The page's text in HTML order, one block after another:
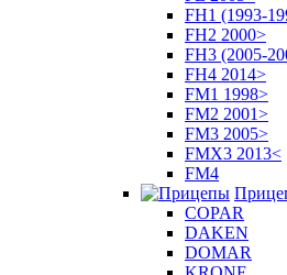
FH1 (1993-
FH2 2000>
FH3 (2005-
FH4 2014>
FM1 1998>
FM2 2001>
FM3 2005>
FMX3 2013<
FM4
COPAR
DAKEN
DOMAR